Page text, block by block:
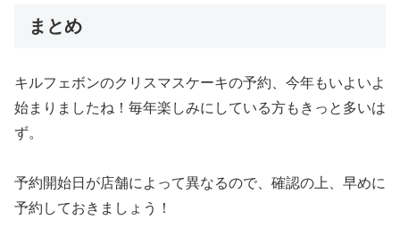
まとめ
キルフェボンのクリスマスケーキの予約、今年もいよいよ
始まりましたね！毎年楽しみにしている方もきっと多いは
ず。
予約開始日が店舗によって異なるので、確認の上、早めに
予約しておきましょう！